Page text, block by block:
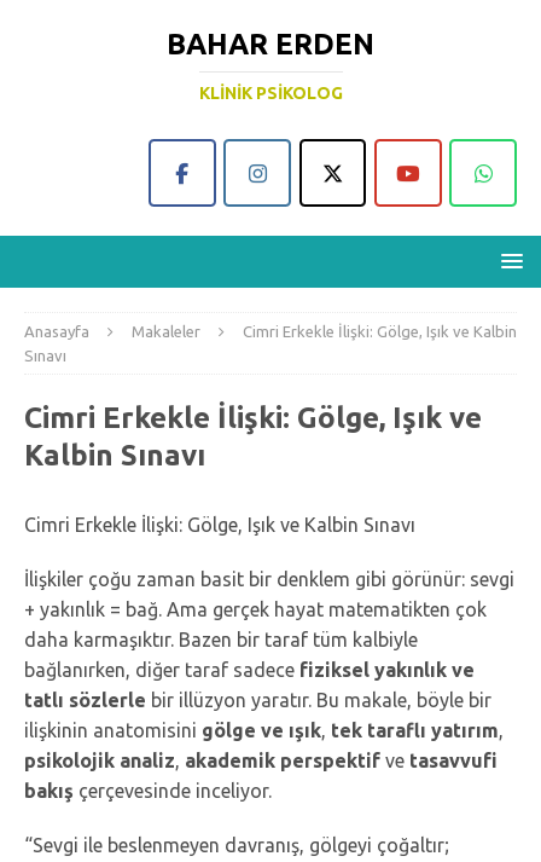
BAHAR ERDEN
KLINIK PSIKOLOG
Anasayfa Makaleler
Cimri Erkekle İlişki: Gölge, Işık ve Kalbin
Sınavı
Cimri Erkekle İlişki: Gölge, Işık ve
Kalbin Sınavı
Cimri Erkekle İlişki: Gölge, Işık ve Kalbin Sınavı
İlişkiler çoğu zaman basit bir denklem gibi görünür: sevgi
+ yakınlık = bağ. Ama gerçek hayat matematikten çok
daha karmaşıktır. Bazen bir taraf tüm kalbiyle
bağlanırken, diğer taraf sadece fiziksel yakınlık ve
tatlı sözlerle bir illüzyon yaratır. Bu makale, böyle bir
ilişkinin anatomisini gölge ve ışık, tek taraflı yatırım,
psikolojik analiz, akademik perspektif ve tasavvufi
bakış çerçevesinde inceliyor.
“Sevgi ile beslenmeyen davranış, gölgeyi çoğaltır;